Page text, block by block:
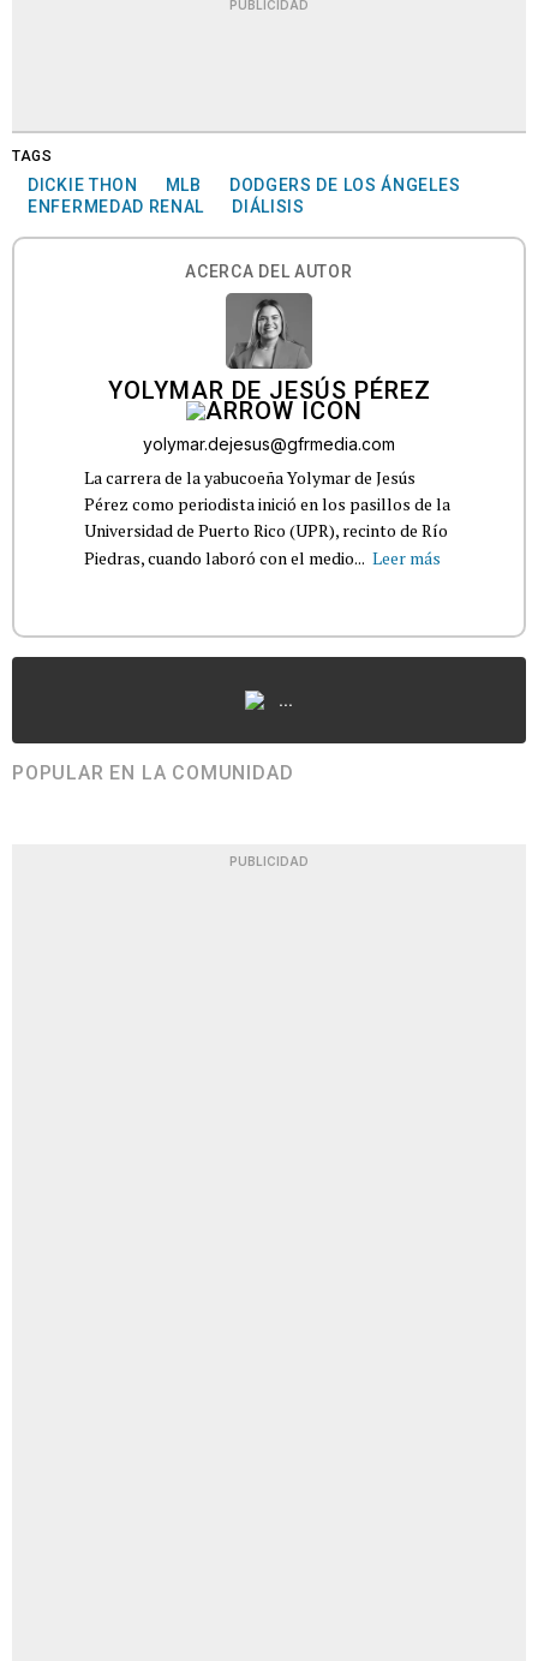
PUBLICIDAD
TAGS
DICKIE THON MLB
DODGERS DE LOS ÁNGELES
ENFERMEDAD RENAL
DIÁLISIS
ACERCA DEL AUTOR
YOLYMAR DE JESÚS PÉREZ
yolymar.dejesus@gfrmedia.com
La carrera de la yabucoeña Yolymar de Jesús
Pérez como periodista inició en los pasillos de la
Universidad de Puerto Rico (UPR), recinto de Río
Piedras, cuando laboró con el medio... Leer más
...
POPULAR EN LA COMUNIDAD
PUBLICIDAD